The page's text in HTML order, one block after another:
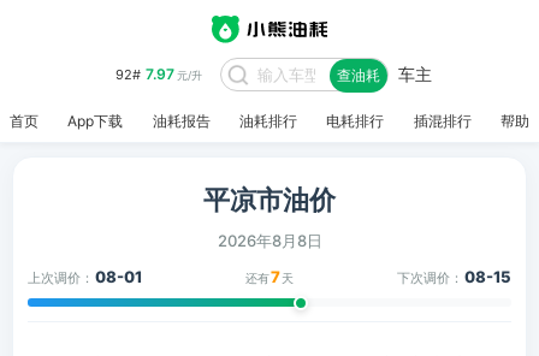
92# 7.97元/升 查油耗 车主
首页 App下载 油耗报告 油耗排行 电耗排行 插混排行 帮助
平凉市油价
2026年8月8日
上次调价： 08-01 还有7天 下次调价： 08-15